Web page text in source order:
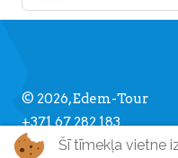
© 2026, Edem-Tour
+371 67 282 183
info [] edemtour.lv
Šī tīmekļa vietne